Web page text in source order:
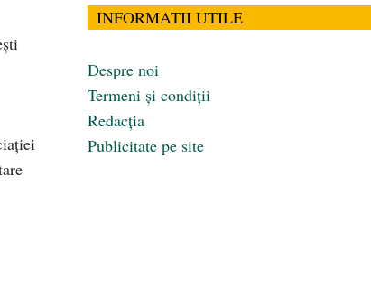
INFORMATII UTILE
Despre noi
Termeni și condiții
Redacția
Publicitate pe site